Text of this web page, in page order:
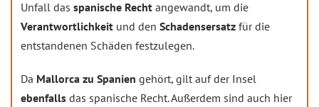
Unfall das spanische Recht angewandt, um die
Verantwortlichkeit und den Schadensersatz für die
entstandenen Schäden festzulegen.
Da Mallorca zu Spanien gehört, gilt auf der Insel
ebenfalls das spanische Recht. Außerdem sind auch hier